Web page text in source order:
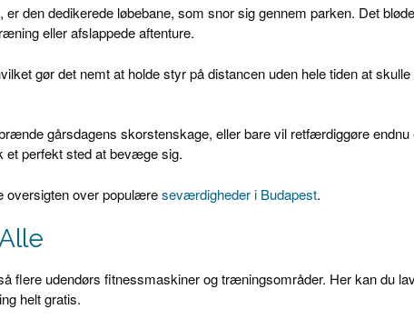
den dedikerede løbebane, som snor sig gennem parken. Det bløde
eller afslappede aftenture.
gør det nemt at holde styr på distancen uden hele tiden at skulle
gårsdagens skorstenskage, eller bare vil retfærdiggøre endnu
et perfekt sted at bevæge sig.
oversigten over populæreseværdigheder i Budapest.
flere udendørs fitnessmaskiner og træningsområder. Her kan du
helt gratis.